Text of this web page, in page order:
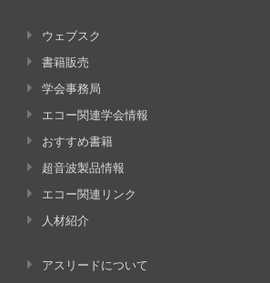
ウェブスク
書籍販売
学会事務局
エコー関連学会情報
おすすめ書籍
超音波製品情報
エコー関連リンク
人材紹介
アスリードについて